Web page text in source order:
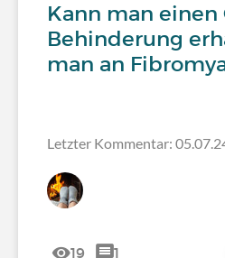
Kann man einen
Behinderung
man an
Letzter Kommentar:
19 1